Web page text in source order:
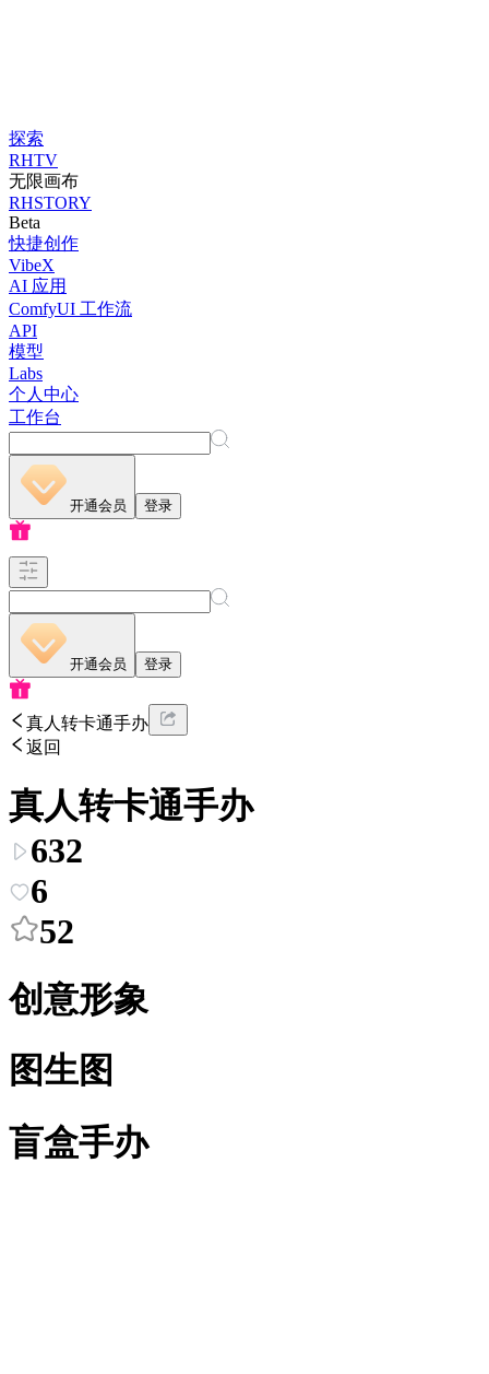
探索
RHTV
无限画布
RHSTORY
Beta
快捷创作
VibeX
AI 应用
ComfyUI 工作流
API
模型
Labs
个人中心
工作台
开通会员 登录
开通会员 登录
真人转卡通手办
返回
真人转卡通手办
632
6
52
创意形象
图生图
盲盒手办